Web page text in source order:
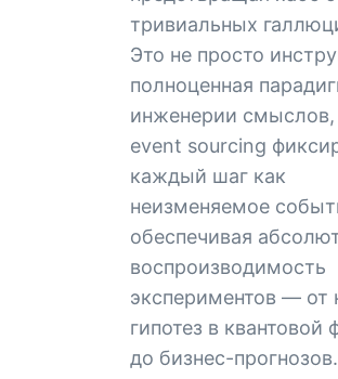
тривиальных
Это не просто
полноценная
инженерии смыслов,
event sourcing
каждый шаг как
неизменяемое
обеспечивая
воспроизводимость
экспериментов — от
гипотез в квантовой
до бизнес-